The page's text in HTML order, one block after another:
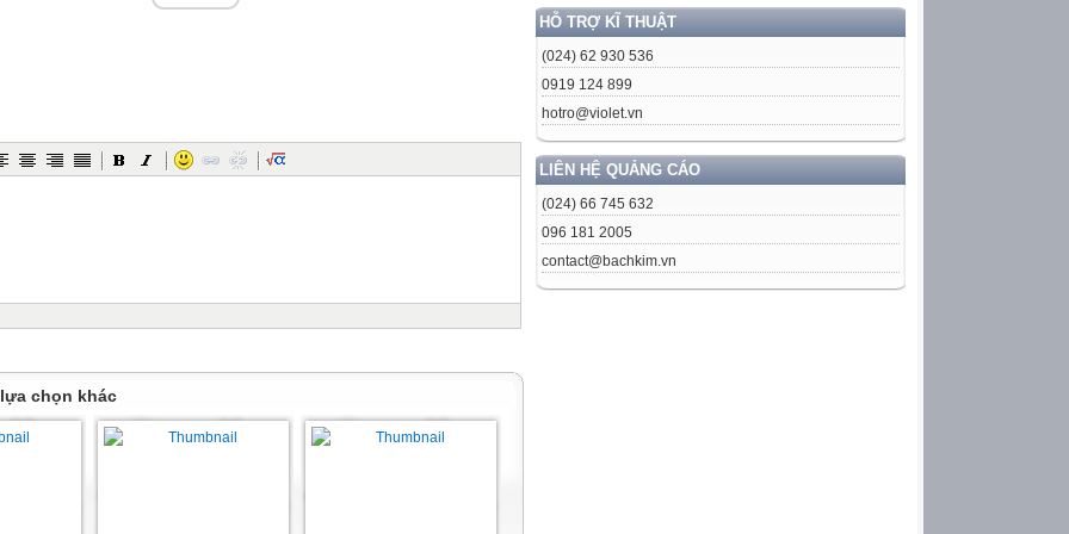
HỖ TRỢ KĨ THUẬT
(024) 62 930 536
0919 124 899
hotro@violet.vn
LIÊN HỆ QUẢNG CÁO
(024) 66 745 632
096 181 2005
contact@bachkim.vn
chọn khác